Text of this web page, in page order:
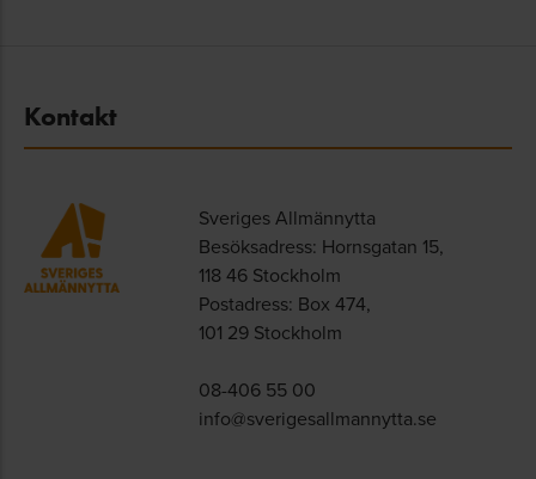
Kontakt
Sveriges Allmännytta
Besöksadress: Hornsgatan 15,
118 46 Stockholm
Postadress: Box 474,
101 29 Stockholm
08-406 55 00
info@sverigesallmannytta.se